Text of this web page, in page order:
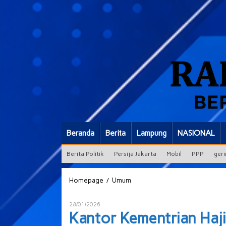
Beranda Berita Lampung NASIONAL
Berita Politik Persija Jakarta Mobil PPP
Homepage / Umum
Umroh
28/01/2026
Kantor Kementrian